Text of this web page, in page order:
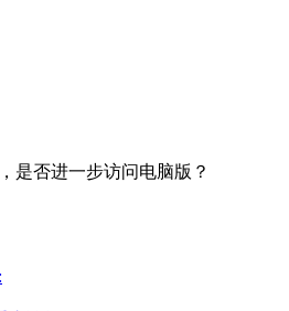
是否进一步访问电脑版？